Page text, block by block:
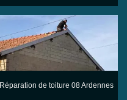
Réparation de toiture 08 Ardennes